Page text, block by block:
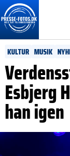
KULTUR MUSIK
Esbjerg
han igen